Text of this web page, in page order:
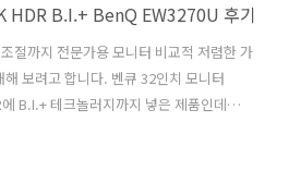
HDR B.I.+ BenQ EW3270U 후기
절까지 전문가용 모니터 비교적 저렴한 가
보려고 합니다. 벤큐 32인치 모니터
B.I.+ 테크놀러지까지 넣은 제품인데요.
P3, 100% Rec. 709를 지원하는데요.